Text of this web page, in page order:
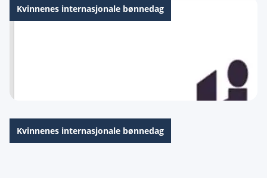
Kvinnenes internasjonale bønnedag
Kvinnenes internasjonale bønnedag